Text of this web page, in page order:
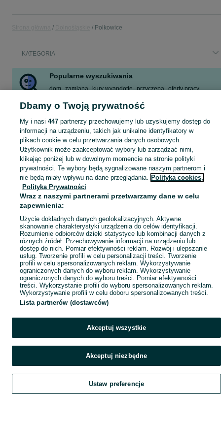
Polkowice
KATEGORIA
Popularne wyszukiwania
dom zamiana kury wyandotte przyczepa oferty pracy
Skorzystaj z największego serwisu ogłoszeniowego - Polkowice i okolice! Kupuj to, czego pragniesz i sprzedawaj to, czego już nie potrzebujesz!
Mapa kategorii
Mapa miejscowości
Mapa ministron
Popularne wyszukiwania
Szukaj Obserwujesz Dodaj Czat Konto
Dbamy o Twoją prywatność
My i nasi 447partnerzy przechowujemy lub uzyskujemy dostęp do
informacji na urządzeniu, takich jak unikalne identyfikatory w
plikach cookie w celu przetwarzania danych osobowych.
Użytkownik może zaakceptować wybory lub zarządzać nimi,
klikając poniżej lub w dowolnym momencie na stronie polityki
prywatności. Te wybory będą sygnalizowane naszym partnerom i
nie będą miały wpływu na dane przeglądania. Polityka cookies,
Polityka Prywatności
Wraz z naszymi partnerami przetwarzamy dane w celu
zapewnienia:
Użycie dokładnych danych geolokalizacyjnych. Aktywne
skanowanie charakterystyki urządzenia do celów identyfikacji.
Rozumienie odbiorców dzięki statystyce lub kombinacji danych z
różnych źródeł. Przechowywanie informacji na urządzeniu lub
dostęp do nich. Pomiar efektywności reklam. Rozwój i ulepszanie
usług. Tworzenie profili w celu personalizacji treści. Tworzenie
profili w celu spersonalizowanych reklam. Wykorzystywanie
ograniczonych danych do wyboru reklam. Wykorzystywanie
ograniczonych danych do wyboru treści. Pomiar efektywności
treści. Wykorzystanie profili do wyboru spersonalizowanych reklam.
Wykorzystywanie profili w celu doboru spersonalizowanych treści.
Lista partnerów (dostawców)
Akceptuj wszystkie
Akceptuj niezbędne
Ustaw preferencje